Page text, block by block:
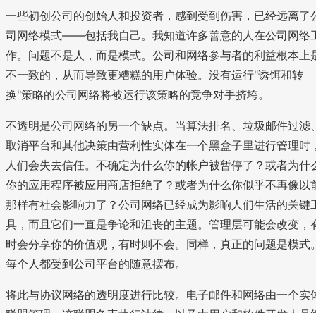
一些初创公司的创始人和投资者，感到受到伤害，已经远离了
司网络模式——包括我自己。我知道许多善意的人在公司网络
作。问题不是人，而是模式。公司和网络参与者的利益根本上
不一致的，从而导致更糟糕的用户体验。没有运行"诱饵和转
换"策略的公司网络将被运行该策略的竞争对手挤垮。
不透明是公司网络的另一个缺点。当算法排名、垃圾邮件过滤
取消平台和其他决策由营利性实体在一个黑盒子里进行管理时
人们会失去信任。不确定为什么你的帐户被暂停了？或者为什
你的应用程序被应用商店拒绝了？或者为什么你似乎不再像以
那样有社会影响力了？公司网络已经成为影响人们生活的关键
具，而且它们一直是争论和沮丧的主题。管理层可能会改变，
时会分享你的价值观，有时则不会。同样，真正的问题是模式
每个人都受到公司平台的随意摆布。
将此与协议网络的透明度进行比较。电子邮件和网络由一个实